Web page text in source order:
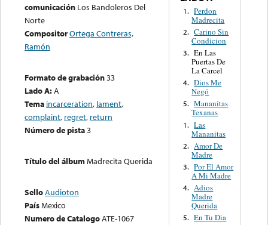
comunicación Los Bandoleros Del
Norte
CompositorOrtega Contreras,
Ramón
Formato de grabación33
Lado A:A
Tema incarceration, lament,
complaint, regret, return
Número de pista3
Título del álbumMadrecita Querida
SelloAudioton
PaísMexico
Numero de CatalogoATE-1067
1. Perdon
Madrecita
2. Carino Sin
Condicion
3. En Las
Puertas De
La Carcel
4. Dios Me
Negó
5. Mananitas
Texanas
1. Las
Mananitas
2. Amor De
Madre
3. Por El Amor
A Mi Madre
4. Adios
Madre
Querida
5. En Tu Dia